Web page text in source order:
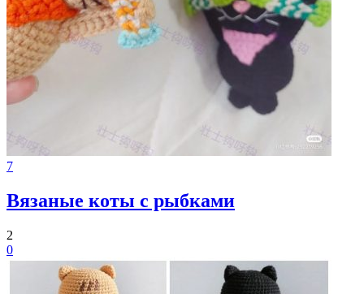
7
Вязаные коты с рыбками
2
0